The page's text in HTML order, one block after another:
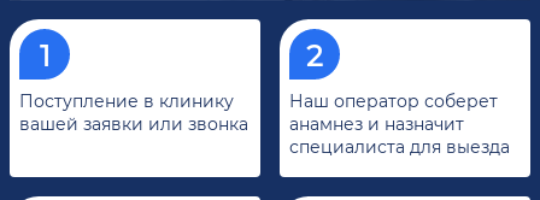
Поступление в клинику
вашей заявки или звонка
Наш оператор соберет
анамнез и назначит
специалиста для выезда